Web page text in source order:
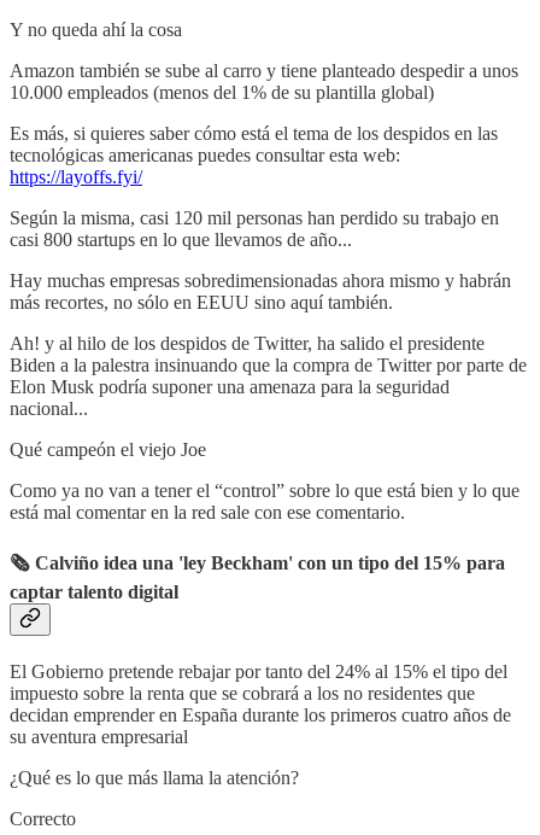
Y no queda ahí la cosa
Amazon también se sube al carro y tiene planteado despedir a unos
10.000 empleados (menos del 1% de su plantilla global)
Es más, si quieres saber cómo está el tema de los despidos en las
tecnológicas americanas puedes consultar esta web:
https://layoffs.fyi/
Según la misma, casi 120 mil personas han perdido su trabajo en
casi 800 startups en lo que llevamos de año...
Hay muchas empresas sobredimensionadas ahora mismo y habrán
más recortes, no sólo en EEUU sino aquí también.
Ah! y al hilo de los despidos de Twitter, ha salido el presidente
Biden a la palestra insinuando que la compra de Twitter por parte de
Elon Musk podría suponer una amenaza para la seguridad
nacional...
Qué campeón el viejo Joe
Como ya no van a tener el “control” sobre lo que está bien y lo que
está mal comentar en la red sale con ese comentario.
🗞 Calviño idea una 'ley Beckham' con un tipo del 15% para
captar talento digital
El Gobierno pretende rebajar por tanto del 24% al 15% el tipo del
impuesto sobre la renta que se cobrará a los no residentes que
decidan emprender en España durante los primeros cuatro años de
su aventura empresarial
¿Qué es lo que más llama la atención?
Correcto